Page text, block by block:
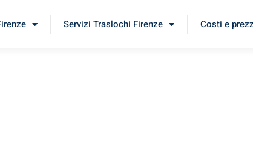
Servizi Traslochi Firenze Costi e